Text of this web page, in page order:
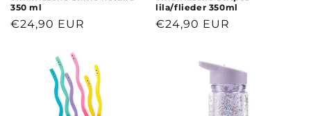
350 ml
Normaler
€24,90 EUR
lila/flieder 350ml
Normaler
€24,90 EUR